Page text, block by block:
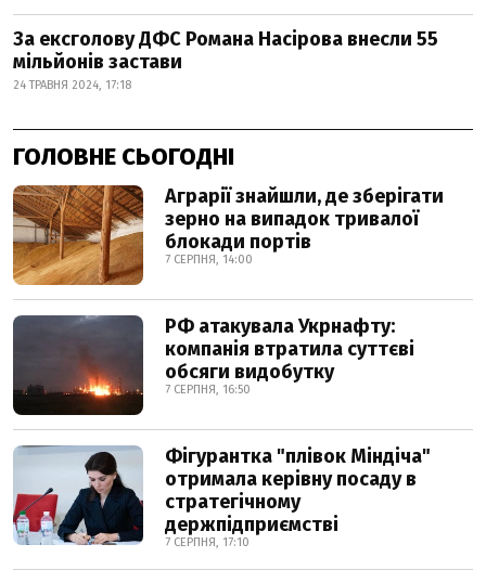
За ексголову ДФС Романа Насірова внесли 55
мільйонів застави
24 ТРАВНЯ 2024, 17:18
ГОЛОВНЕ СЬОГОДНІ
Аграрії знайшли, де зберігати
зерно на випадок тривалої
блокади портів
7 СЕРПНЯ, 14:00
РФ атакувала Укрнафту:
компанія втратила суттєві
обсяги видобутку
7 СЕРПНЯ, 16:50
Фігурантка "плівок Міндіча"
отримала керівну посаду в
стратегічному
держпідприємстві
7 СЕРПНЯ, 17:10